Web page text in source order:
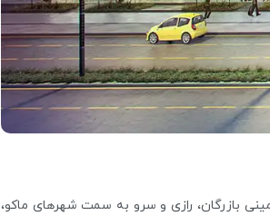
بازرگان، رازی و سرو به سمت شهرهای ماکو،